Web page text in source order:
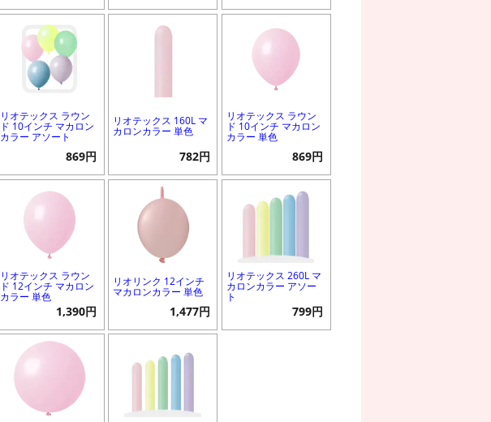
リオテックス ラウン
ド 10インチ マカロン
カラー アソート
869円
リオテックス 160L マ
カロンカラー 単色
782円
リオテックス ラウン
ド 10インチ マカロン
カラー 単色
869円
リオテックス ラウン
ド 12インチ マカロン
カラー 単色
1,390円
リオリンク 12インチ
マカロンカラー 単色
1,477円
リオテックス 260L マ
カロンカラー アソー
ト
799円